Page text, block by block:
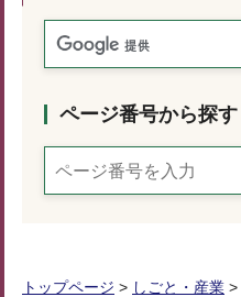
ページ番号から探す
トップページ > しごと・産業 >